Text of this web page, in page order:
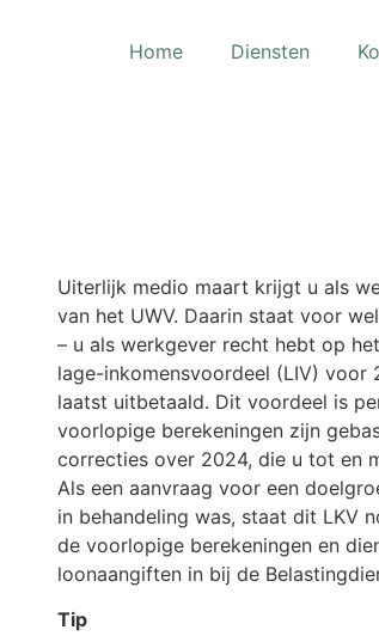
Home Diensten
Uiterlijk medio maart krijgt u als
van het UWV. Daarin staat voor
– u als werkgever recht hebt op
lage-inkomensvoordeel (LIV)
laatst uitbetaald. Dit voordeel is
voorlopige berekeningen zijn
correcties over 2024, die u tot en
Als een aanvraag voor een
in behandeling was, staat dit LKV
de voorlopige berekeningen en
loonaangiften in bij de
Tip